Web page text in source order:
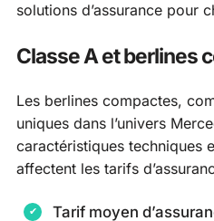
solutions d’assurance pour
Classe A et berlines
Les berlines compactes,
uniques dans l’univers
caractéristiques techniques
affectent les tarifs
Tarif moyen